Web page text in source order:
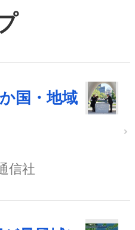
国・地域
信社